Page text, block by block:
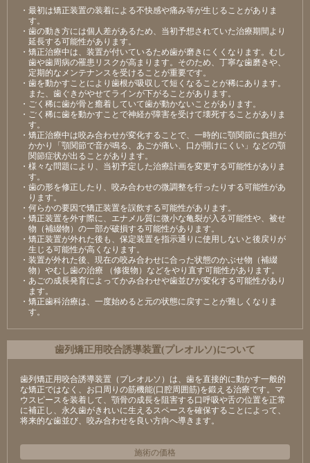
・最初は矯正装置の装着による不快感や痛み等が生じることがありま
す。
・歯の動き方には個人差があるため、当初予想されていた治療期間より
延長する可能性があります。
・矯正治療中は、装置が付いているため歯が磨きにくくなります。むし
歯や歯周病の罹患リスクが高まります。そのため、丁寧な歯磨きや、
定期的なメンテナンスを受けることが重要です。
・歯を動かすことにより歯根が吸収して短くなることが稀にあります。
また、歯ぐきがやせてラインが下がることがあります。
・ごく稀に歯が骨と癒着していて歯が動かないことがあります。
・ごく稀に歯を動かすことで神経が障害を受けて壊死することがありま
す。
・矯正治療中は咬み合わせが変化することで、一時的に顎関節に負担が
かかり「顎関節で音が鳴る、あごが痛い、口が開けにくい」などの顎
関節症状が出ることがあります。
・様々な問題により、当初予定した治療計画を変更する可能性がありま
す。
・歯の形を修正したり、咬み合わせの微調整を行ったりする可能性があ
ります。
・何らかの要因で矯正装置を誤飲する可能性があります。
・矯正装置を外す際に、エナメル質に微小な亀裂が入る可能性や、被せ
物（補綴物）の一部が破損する可能性があります。
・矯正装置が外れた後も、保定装置を指示通りに使用しないと後戻りが
生じる可能性が高くなります。
・装置が外れた後、現在の咬み合わせに合った状態のかぶせ物（補綴
物）やむし歯の治療 （修復物）などをやり直す可能性があります。
・あごの成長発育によってかみ合わせや歯並びが変化する可能性があり
ます。
・矯正歯科治療は、一度始めると元の状態に戻すことが難しくなりま
す。
⻭列矯正⽤咬合誘導装置(プレオルソ)について
歯列矯正用咬合誘導装置（プレオルソ）は、歯を直接的に動かす一般的
な矯正ではなく、お口周りの筋機能(口腔周囲筋)を鍛える治療です。マ
ウスピースを装着して、顎骨の成長を阻害する口呼吸や舌の位置を正常
に補正し、永久歯がきれいに生えるスペースを確保することによって、
将来的な歯並び、咬み合わせを良い方向へ導きます。
施術の価格